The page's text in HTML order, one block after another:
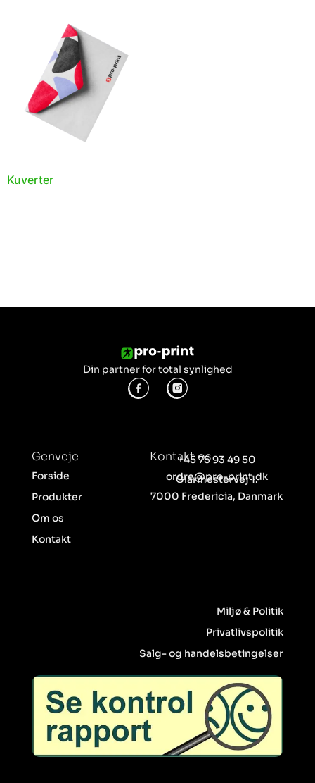
Kuverter
Din partner for total synlighed
Genveje
Forside
Produkter
Om os
Kontakt
Kontakt os
+45 75 93 49 50
ordre@pro-print.dk
Glarmestervej 1.
7000 Fredericia, Danmark
Miljø & Politik
Privatlivspolitik
Salg- og handelsbetingelser